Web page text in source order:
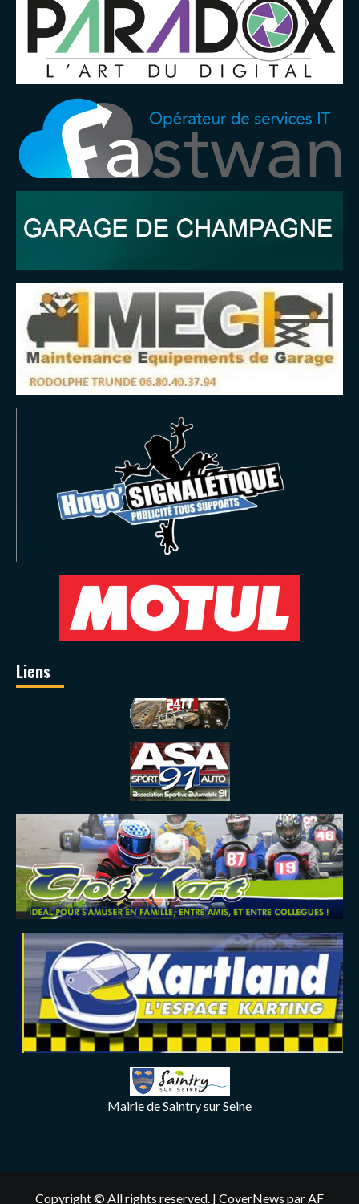
Liens
Mairie de Saintry sur Seine
Copyright © All rights reserved. | CoverNews par AF